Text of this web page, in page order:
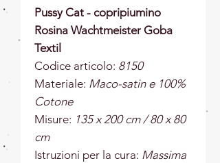
Pussy Cat - copripiumino
Rosina Wachtmeister Goba
Textil
Codice articolo: 8150
Materiale: Maco-satin e 100%
Cotone
Misure: 135 x 200 cm / 80 x 80
cm
Istruzioni per la cura: Massima